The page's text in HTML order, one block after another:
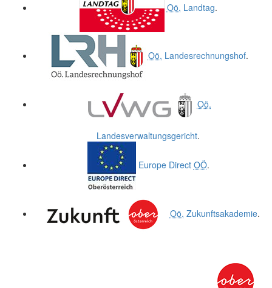
Oö. Landtag.
Oö. Landesrechnungshof.
Oö.
Landesverwaltungsgericht.
Europe Direct OÖ.
Oö. Zukunftsakademie.